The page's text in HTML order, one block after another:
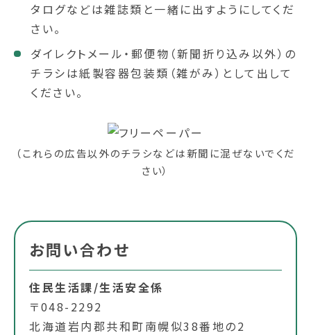
タログなどは雑誌類と一緒に出すようにしてくだ
さい。
ダイレクトメール・郵便物（新聞折り込み以外）の
チラシは紙製容器包装類（雑がみ）として出して
ください。
（これらの広告以外のチラシなどは新聞に混ぜないでくだ
さい）
お問い合わせ
住民生活課/生活安全係
〒048-2292
北海道岩内郡共和町南幌似38番地の2